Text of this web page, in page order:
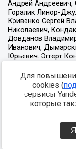
Для
cookies (
сервисы
которые